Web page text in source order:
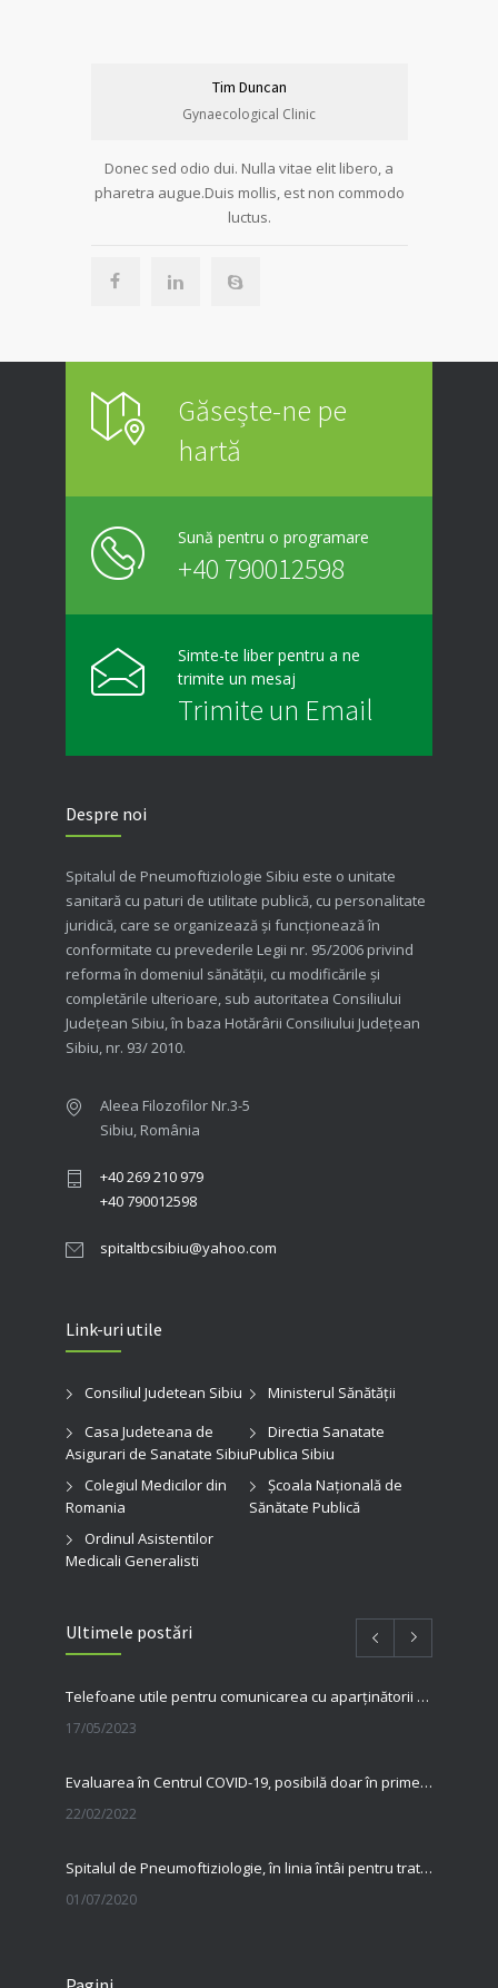
Tim Duncan
Gynaecological Clinic
Donec sed odio dui. Nulla vitae elit libero, a
pharetra augue.Duis mollis, est non commodo
luctus.
Găsește-ne pe
hartă
Sună pentru o programare
+40 790012598
Simte-te liber pentru a ne
trimite un mesaj
Trimite un Email
Despre noi
Spitalul de Pneumoftiziologie Sibiu este o unitate
sanitară cu paturi de utilitate publică, cu personalitate
juridică, care se organizează şi funcţionează în
conformitate cu prevederile Legii nr. 95/2006 privind
reforma în domeniul sănătăţii, cu modificările şi
completările ulterioare, sub autoritatea Consiliului
Judeţean Sibiu, în baza Hotărârii Consiliului Judeţean
Sibiu, nr. 93/ 2010.
Aleea Filozofilor Nr.3-5
Sibiu, România
+40 269 210 979
+40 790012598
spitaltbcsibiu@yahoo.com
Link-uri utile
Consiliul Judetean Sibiu
Ministerul Sănătății
Casa Judeteana de
Asigurari de Sanatate Sibiu
Directia Sanatate
Publica Sibiu
Colegiul Medicilor din
Romania
Şcoala Naţională de
Sănătate Publică
Ordinul Asistentilor
Medicali Generalisti
Ultimele postări
Telefoane utile pentru comunicarea cu aparținătorii pacienților internați în spitalul nostru
17/05/2023
Evaluarea în Centrul COVID-19, posibilă doar în primele 5 zile de la pozitivare
22/02/2022
Spitalul de Pneumoftiziologie, în linia întâi pentru tratarea pacienților cu Covid
01/07/2020